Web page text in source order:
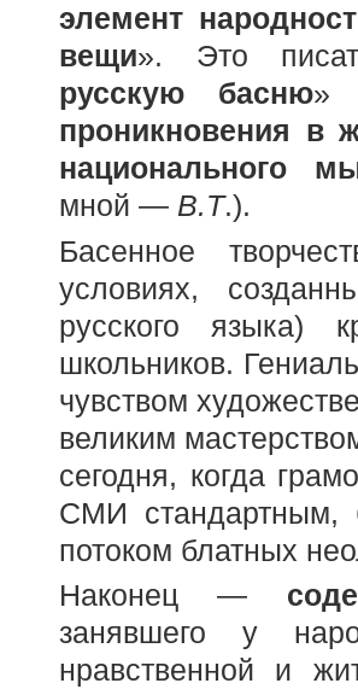
элемент
вещи». Это
русскую басню
проникновения в
национального
мной — В.Т.).
Басенное
условиях,
русского языка)
школьников.
чувством
великим
сегодня, когда
СМИ стандартным,
потоком блатных
Наконец —
занявшего у
нравственной и